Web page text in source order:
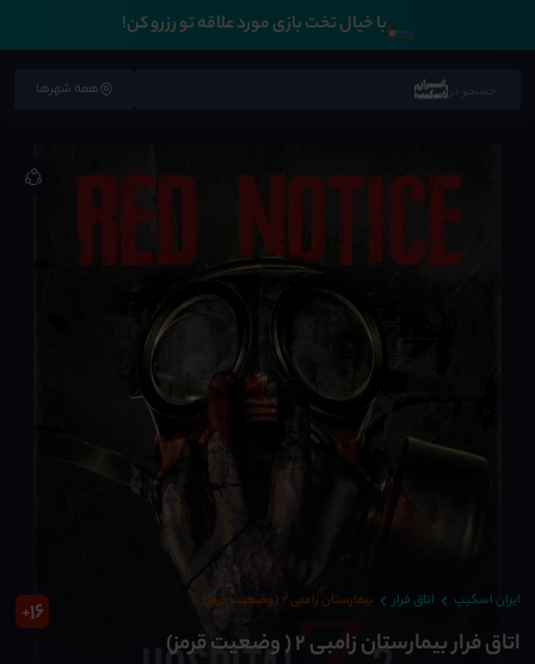
🛏️با خیال تخت بازی مورد علاقه تو رزرو کن!
همه شهرها
ایران اسکیپ اتاق فرار بیمارستان زامبی ۲ ( وضعیت قرمز)
اتاق فرار بیمارستان زامبی ۲ ( وضعیت قرمز)
16
+